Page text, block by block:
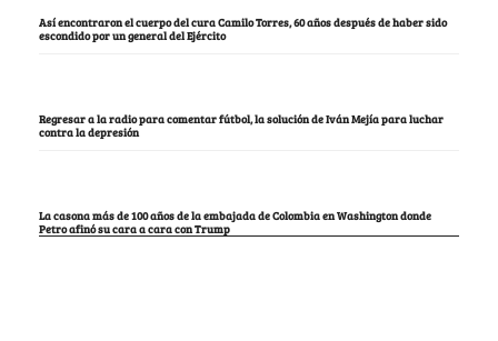
Así encontraron el cuerpo del cura Camilo Torres, 60 años después de haber sido
escondido por un general del Ejército
Regresar a la radio para comentar fútbol, la solución de Iván Mejía para luchar
contra la depresión
La casona más de 100 años de la embajada de Colombia en Washington donde
Petro afinó su cara a cara con Trump